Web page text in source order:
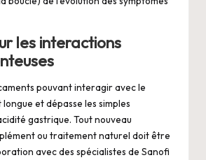
les interactions
pouvant interagir avec le
et dépasse les simples
gastrique. Tout nouveau
ou traitement naturel doit être
avec des spécialistes de Sanofi